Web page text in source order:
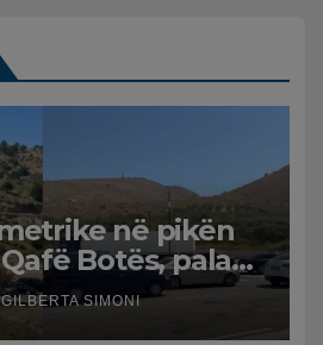
në pikën
Botës, pala
defekt në
mbeten të
GILBERTA SIMONI